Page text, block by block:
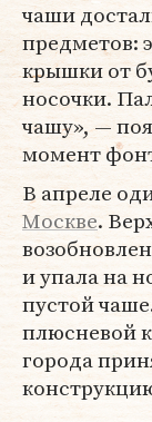
чаши
предметов:
крышки от
носочки.
чашу», —
момент
В апреле
Москве.
и упала на
пустой
плюсневой
города